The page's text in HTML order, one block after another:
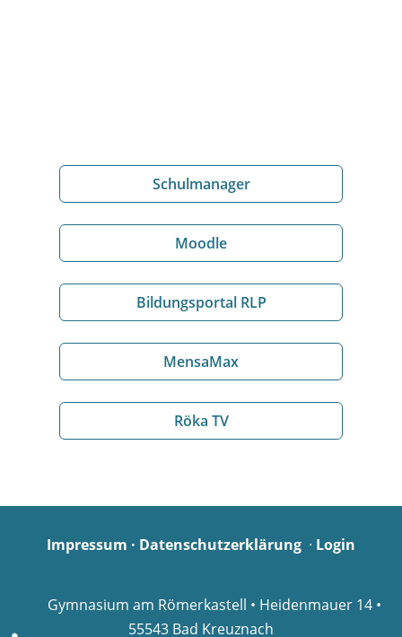
Schulmanager
Moodle
Bildungsportal RLP
MensaMax
Röka TV
Impressum · Datenschutzerklärung · Login
Gymnasium am Römerkastell • Heidenmauer 14 •
55543 Bad Kreuznach